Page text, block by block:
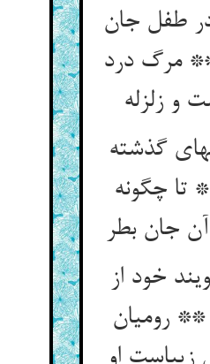
طفل جان
** مرگ درد
گذشته
تا چگونه
آن جان بطر
خود از
رومیان
زیباست او